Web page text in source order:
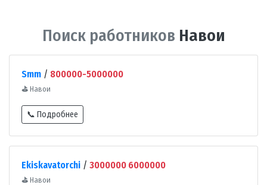
Поиск работников Навои
Smm / 800000-5000000
⛳ Навои
📞 Подробнее
Ekiskavatorchi / 3000000 6000000
⛳ Навои